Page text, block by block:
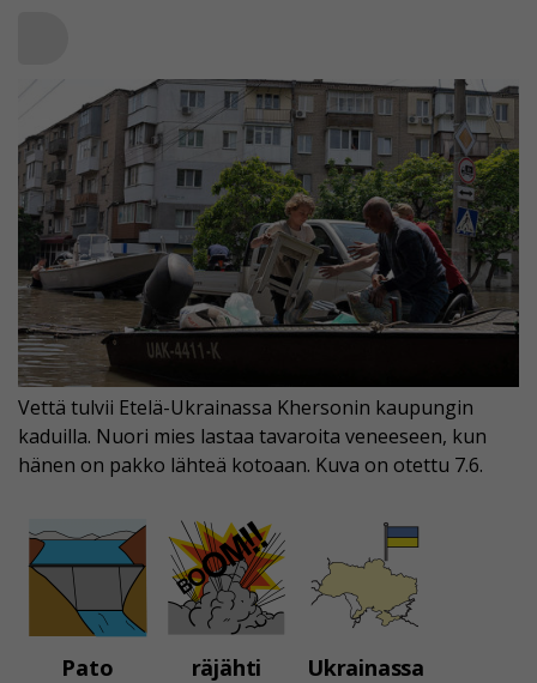
Pato räjähti Ukrainassa
Vettä tulvii Etelä-Ukrainassa Khersonin kaupungin
kaduilla. Nuori mies lastaa tavaroita veneeseen, kun
hänen on pakko lähteä kotoaan. Kuva on otettu 7.6.